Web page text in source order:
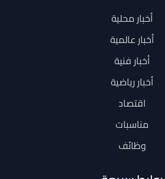
أخبار محلية
أخبار عالمية
أخبار فنية
أخبار رياضية
اقتصاد
مناسبات
وظائف